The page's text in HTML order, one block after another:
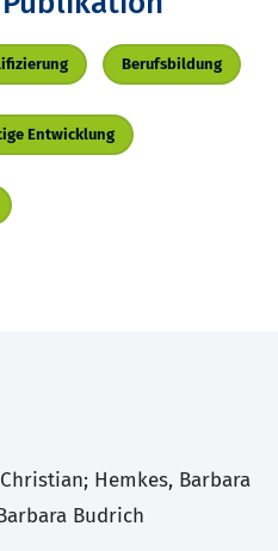
Berufsbildung
Entwicklung
Hemkes, Barbara
Budrich